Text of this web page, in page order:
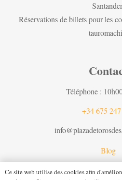
Réservations de billets pour les
Téléphone :
+34 675
Blog
Ce site web utilise des cookies afin